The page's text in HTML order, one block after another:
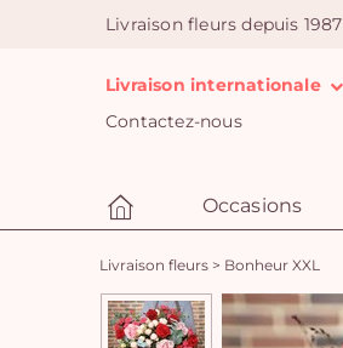
Livraison fleurs depuis 1987
Livraison internationale
Contactez-nous
Occasions
Livraison fleurs > Bonheur XXL